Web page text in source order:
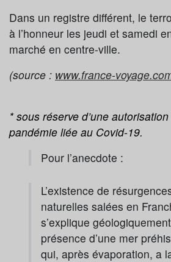
Dans un registre différent, le
à l’honneur les jeudi et samedi
marché en centre-ville.
(source : www.france-
* sous réserve d’une
pandémie liée au Covid-19.
Pour l’anecdote :
L’existence de
naturelles salées en
s’explique
présence d’une mer
qui, après évaporation, a